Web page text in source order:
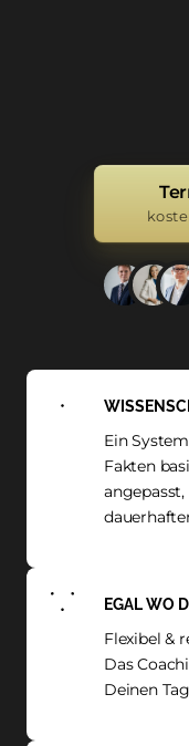
Ein
Fakten
angepasst,
EGAL WO
Flexibel &
Das
Deinen